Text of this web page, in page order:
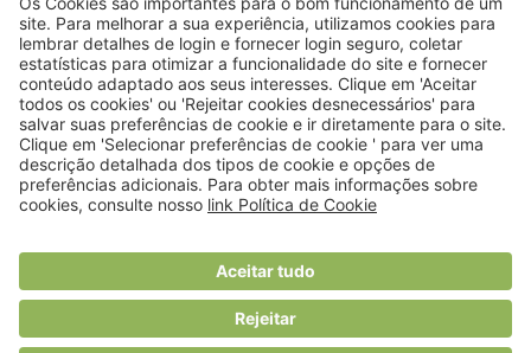
© 2018 Viver Saudável
O portal dos profissionais de nutrição